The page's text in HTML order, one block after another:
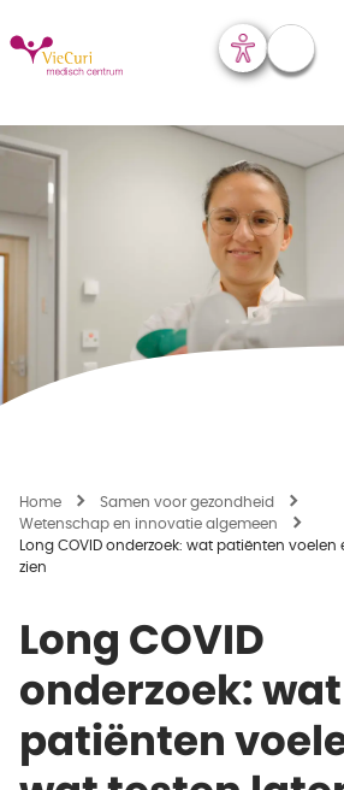
Home
Samen voor gezondheid
Wetenschap en innovatie algemeen
Long COVID onderzoek: wat patiënten
zien
Long COVID
onderzoek: wat
patiënten